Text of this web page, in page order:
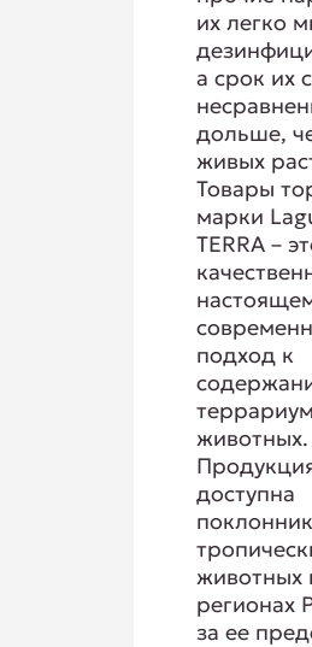
их легко
а срок их
дольше,
живых
Товары
марки
TERRA –
подход к
животных.
доступна
животных
регионах
за ее